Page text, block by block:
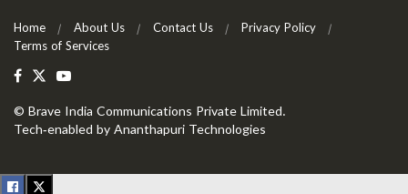
Home About Us Contact Us
Privacy Policy
Terms of Services
© Brave India Communications Private Limited.
Tech-enabled by Ananthapuri Technologies